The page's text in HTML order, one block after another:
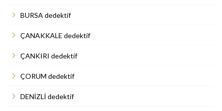
BURSA dedektif
ÇANAKKALE dedektif
ÇANKIRI dedektif
ÇORUM dedektif
DENİZLİ dedektif